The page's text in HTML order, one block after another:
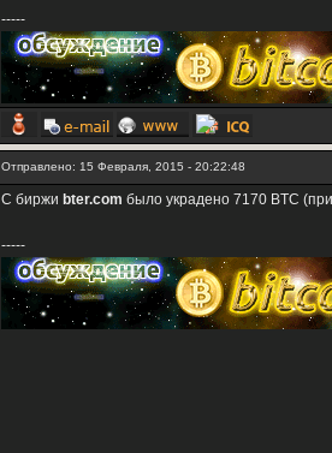
-----
Отправлено: 15 Февраля, 2015 - 20:22:48
С биржи bter.com было украдено 7170 BTC
-----